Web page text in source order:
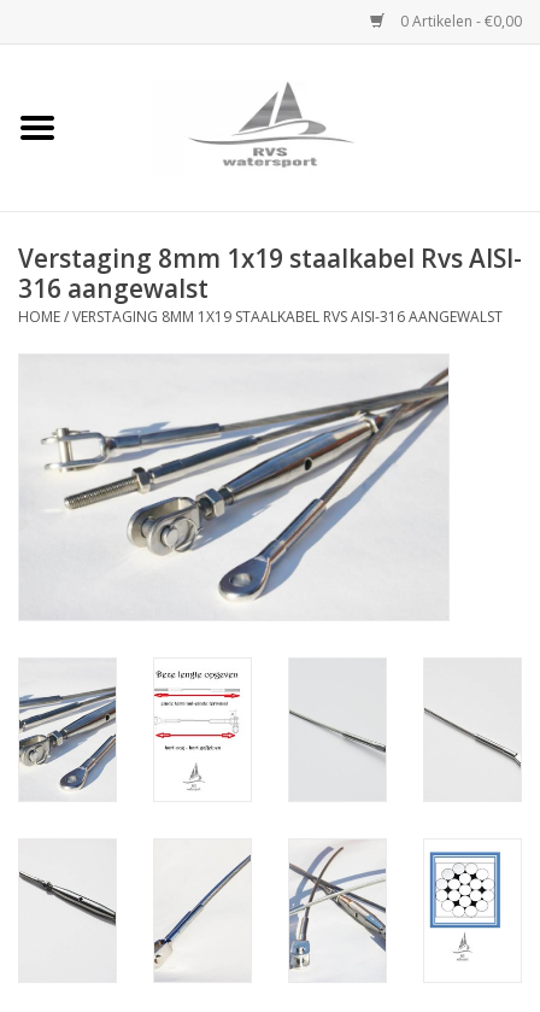
0 Artikelen - €0,00
Home
Rvs Dekbeslag
Rvs Accessoires
Handlier
Rvs Sluiting
Rvs Staalkabel spanner
Staalkabel met coating
Verstaging 8mm 1x19 staalkabel Rvs AISI-
316 aangewalst
HOME/VERSTAGING 8MM 1X19 STAALKABEL RVS AISI-316 AANGEWALST